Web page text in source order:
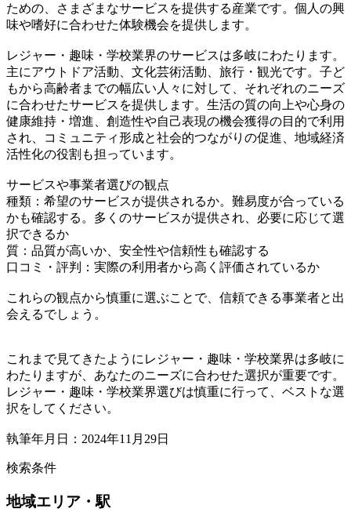
ための、さまざまなサービスを提供する産業です。個人の興
味や嗜好に合わせた体験機会を提供します。
レジャー・趣味・学校業界のサービスは多岐にわたります。
主にアウトドア活動、文化芸術活動、旅行・観光です。子ど
もから高齢者までの幅広い人々に対して、それぞれのニーズ
に合わせたサービスを提供します。生活の質の向上や心身の
健康維持・増進、創造性や自己表現の機会獲得の目的で利用
され、コミュニティ形成と社会的つながりの促進、地域経済
活性化の役割も担っています。
サービスや事業者選びの観点
種類：希望のサービスが提供されるか。難易度が合っている
かも確認する。多くのサービスが提供され、必要に応じて選
択できるか
質：品質が高いか、安全性や信頼性も確認する
口コミ・評判：実際の利用者から高く評価されているか
これらの観点から慎重に選ぶことで、信頼できる事業者と出
会えるでしょう。
これまで見てきたようにレジャー・趣味・学校業界は多岐に
わたりますが、あなたのニーズに合わせた選択が重要です。
レジャー・趣味・学校業界選びは慎重に行って、ベストな選
択をしてください。
執筆年月日：2024年11月29日
検索条件
地域エリア・駅